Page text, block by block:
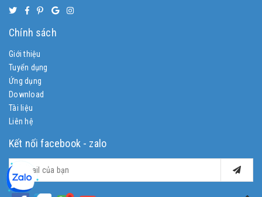
Chính sách
Giới thiệu
Tuyển dụng
Ứng dụng
Download
Tài liệu
Liên hệ
Kết nối facebook - zalo